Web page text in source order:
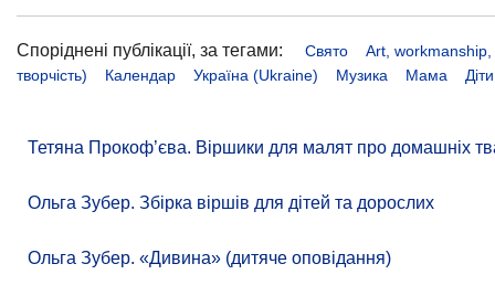
Споріднені публікації, за тегами: Свято
Art,
творчість)
Календар Україна (Ukraine) Музика Мама Діти
Тетяна Прокоф’єва. Віршики для малят про домашніх
Ольга Зубер. Збірка віршів для дітей та дорослих
Ольга Зубер. «Дивина» (дитяче оповідання)